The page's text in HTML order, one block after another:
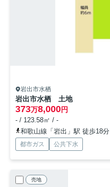
岩出市水栖
岩出市水栖 土地
373万8,000円
- / 123.58㎡ / -
和歌山線「岩出」駅 徒歩18分
都市ガス 公共下水
売地